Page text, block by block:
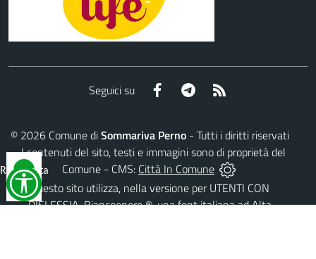
Seguici su Facebook Telegram
© 2026Comune diSommariva Perno- Tutti i diritti riservati
- I contenuti del sito, testi e immagini sono di proprietà del
Comune - CMS: Città In Comune
Questo sito utilizza, nella versione per UTENTI CON
DISLESSIA,Biancoenero ®, una font italiana ad Alta
Reimposta
tutto